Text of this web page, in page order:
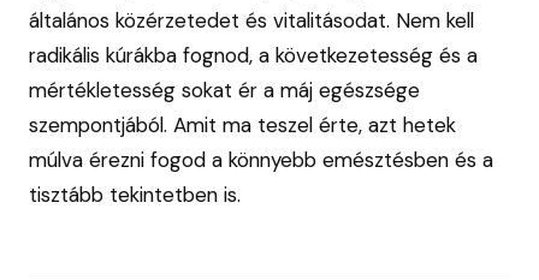
általános közérzetedet és vitalitásodat. Nem kell
radikális kúrákba fognod, a következetesség és a
mértékletesség sokat ér a máj egészsége
szempontjából. Amit ma teszel érte, azt hetek
múlva érezni fogod a könnyebb emésztésben és a
tisztább tekintetben is.